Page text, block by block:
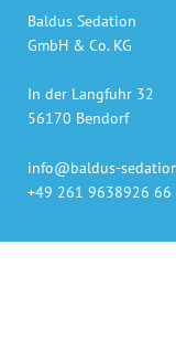
Baldus Sedation
GmbH & Co. KG
In der Langfuhr 32
56170 Bendorf
info@baldus-
+49 261 9638926 66